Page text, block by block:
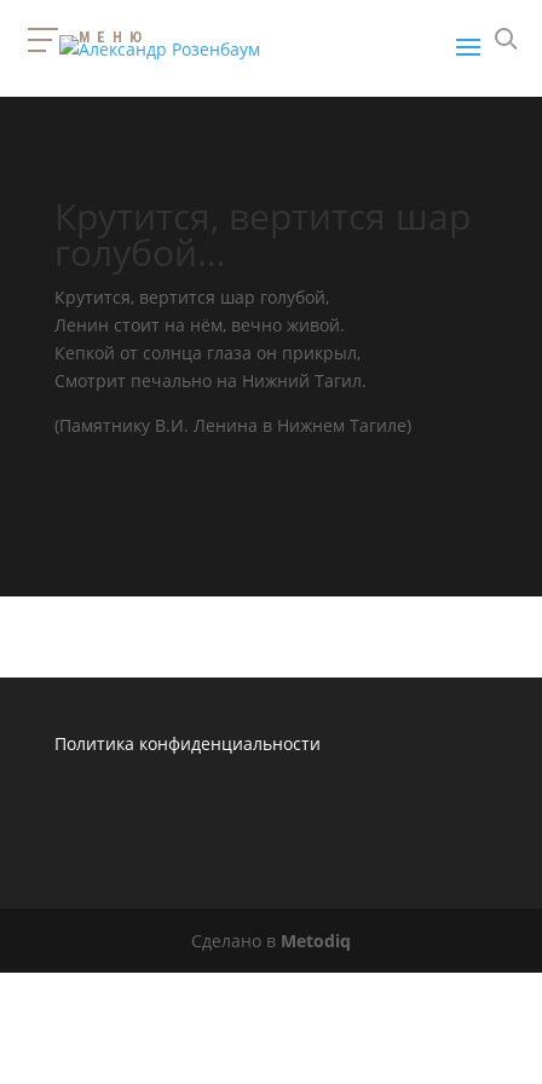
Крутится, вертится шар
голубой…
Крутится, вертится шар голубой,
Ленин стоит на нём, вечно живой.
Кепкой от солнца глаза он прикрыл,
Смотрит печально на Нижний Тагил.
(Памятнику В.И. Ленина в Нижнем Тагиле)
Политика конфиденциальности
Сделано в Metodiq
МЕНЮ